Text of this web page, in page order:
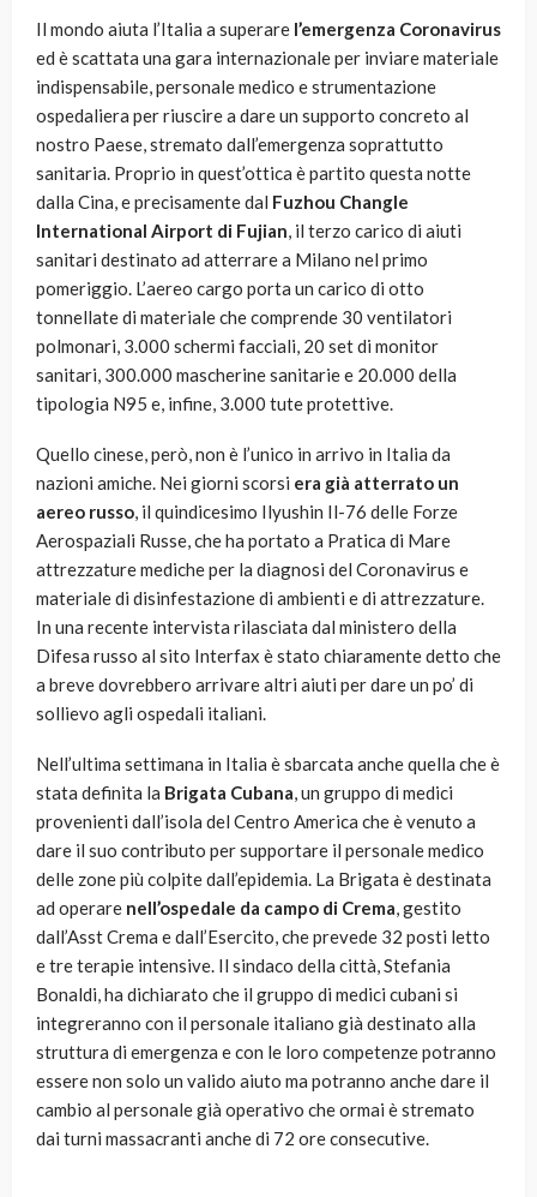
Il mondo aiuta l’Italia a superare l’emergenza Coronavirus
ed è scattata una gara internazionale per inviare materiale
indispensabile, personale medico e strumentazione
ospedaliera per riuscire a dare un supporto concreto al
nostro Paese, stremato dall’emergenza soprattutto
sanitaria. Proprio in quest’ottica è partito questa notte
dalla Cina, e precisamente dal Fuzhou Changle
International Airport di Fujian, il terzo carico di aiuti
sanitari destinato ad atterrare a Milano nel primo
pomeriggio. L’aereo cargo porta un carico di otto
tonnellate di materiale che comprende 30 ventilatori
polmonari, 3.000 schermi facciali, 20 set di monitor
sanitari, 300.000 mascherine sanitarie e 20.000 della
tipologia N95 e, infine, 3.000 tute protettive.
Quello cinese, però, non è l’unico in arrivo in Italia da
nazioni amiche. Nei giorni scorsi era già atterrato un
aereo russo, il quindicesimo Ilyushin Il-76 delle Forze
Aerospaziali Russe, che ha portato a Pratica di Mare
attrezzature mediche per la diagnosi del Coronavirus e
materiale di disinfestazione di ambienti e di attrezzature.
In una recente intervista rilasciata dal ministero della
Difesa russo al sito Interfax è stato chiaramente detto che
a breve dovrebbero arrivare altri aiuti per dare un po’ di
sollievo agli ospedali italiani.
Nell’ultima settimana in Italia è sbarcata anche quella che è
stata definita la Brigata Cubana, un gruppo di medici
provenienti dall’isola del Centro America che è venuto a
dare il suo contributo per supportare il personale medico
delle zone più colpite dall’epidemia. La Brigata è destinata
ad operare nell’ospedale da campo di Crema, gestito
dall’Asst Crema e dall’Esercito, che prevede 32 posti letto
e tre terapie intensive. Il sindaco della città, Stefania
Bonaldi, ha dichiarato che il gruppo di medici cubani si
integreranno con il personale italiano già destinato alla
struttura di emergenza e con le loro competenze potranno
essere non solo un valido aiuto ma potranno anche dare il
cambio al personale già operativo che ormai è stremato
dai turni massacranti anche di 72 ore consecutive.